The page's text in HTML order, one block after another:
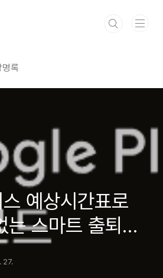
명록
예상시간표로
는 스마트 출퇴근
27.